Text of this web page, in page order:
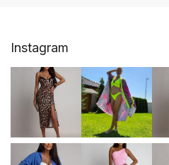
Instagram